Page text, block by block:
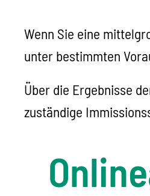
Wenn Sie eine
unter bestimmten
Über die Ergebnisse
zuständige